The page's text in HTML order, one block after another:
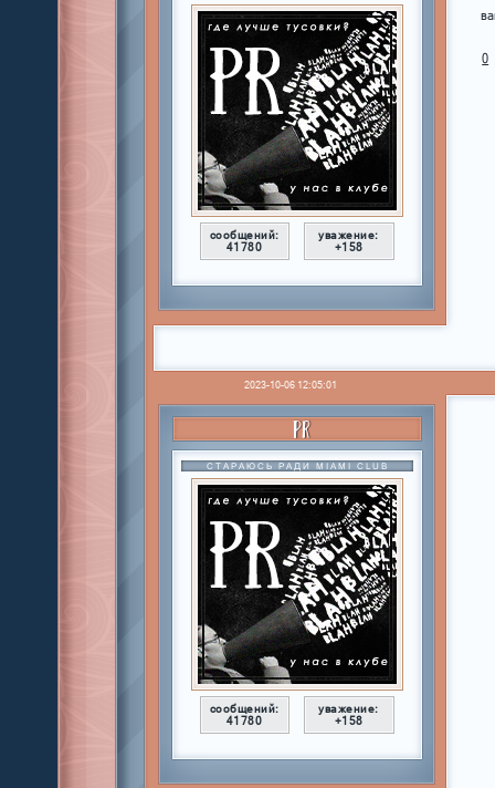
сообщений:
41780
уважение:
+158
0
2023-10-06 12:05:01
PR
СТАРАЮСЬ РАДИ MIAMI CLUB
сообщений:
41780
уважение:
+158